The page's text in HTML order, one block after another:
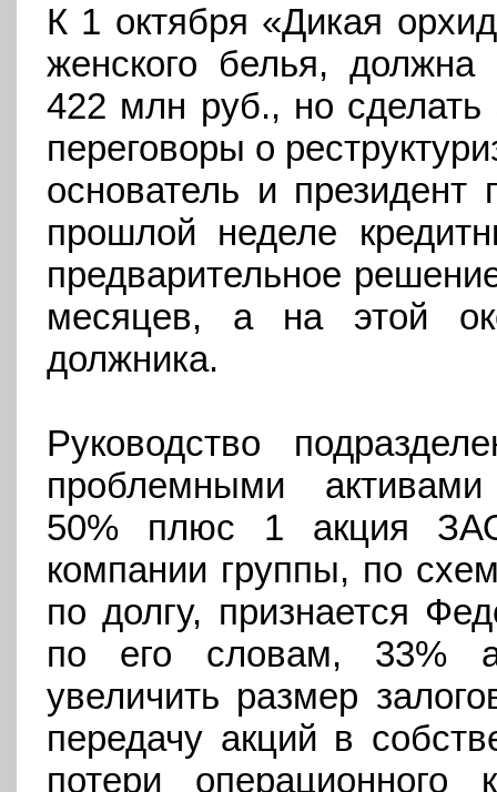
К 1 октября «Дикая
женского белья, должна
422 млн руб., но сделать
переговоры о
основатель и
прошлой неделе
предварительное
месяцев, а на этой
должника.
Руководство
проблемными
50% плюс 1 акция
компании группы, по
по долгу, признается
по его словам, 33%
увеличить размер
передачу акций в
потери